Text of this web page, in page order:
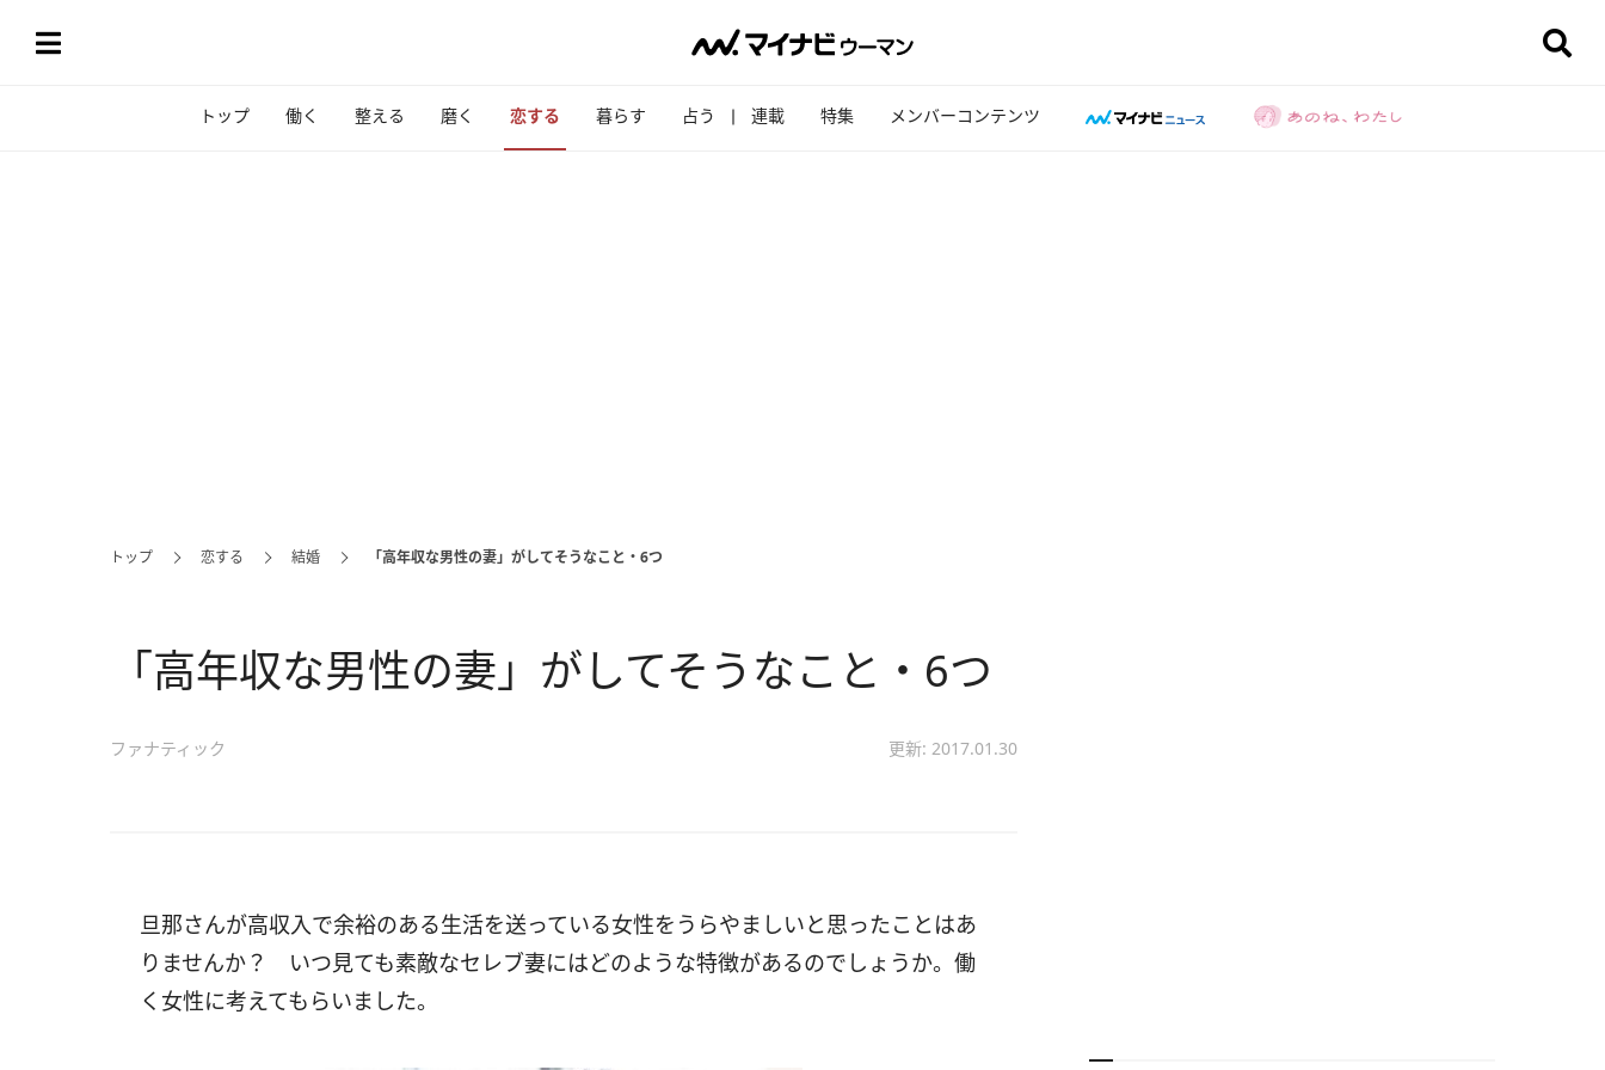
トップ 働く 整える 磨く 恋する 暮らす 占う 連載 特集 メンバーコンテンツ
トップ 恋する 結婚 「高年収な男性の妻」がしてそうなこと・6つ
「高年収な男性の妻」がしてそうなこと・6つ
ファナティック 更新: 2017.01.30
旦那さんが高収入で余裕のある生活を送っている女性をうらやましいと思ったことはあ
りませんか？ いつ見ても素敵なセレブ妻にはどのような特徴があるのでしょうか。働
く女性に考えてもらいました。